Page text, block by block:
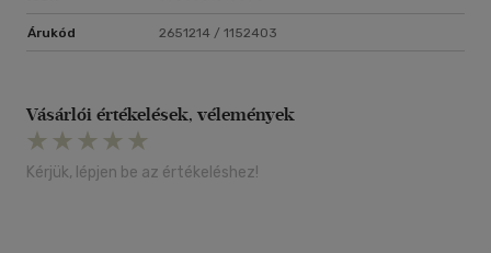
Árukód 2651214 / 1152403
Vásárlói értékelések, vélemények
Kérjük, lépjen be az értékeléshez!